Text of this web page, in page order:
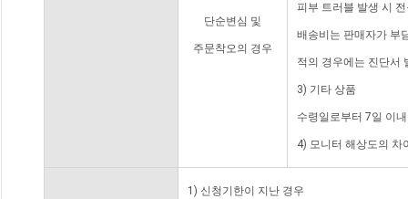
단순변심 및
주문착오의 경우
피부 트러블 발생 시
배송비는 판매자가 부
적의 경우에는 진단서
3) 기타 상품
수령일로부터 7일 이
4) 모니터 해상도의 차
1) 신청기한이 지난 경우